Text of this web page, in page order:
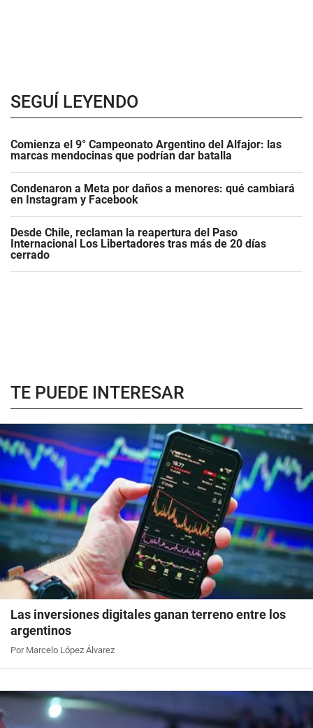
SEGUÍ LEYENDO
Comienza el 9° Campeonato Argentino del Alfajor: las
marcas mendocinas que podrían dar batalla
Condenaron a Meta por daños a menores: qué cambiará
en Instagram y Facebook
Desde Chile, reclaman la reapertura del Paso
Internacional Los Libertadores tras más de 20 días
cerrado
TE PUEDE INTERESAR
Las inversiones digitales ganan terreno entre los
argentinos
Por Marcelo López Álvarez